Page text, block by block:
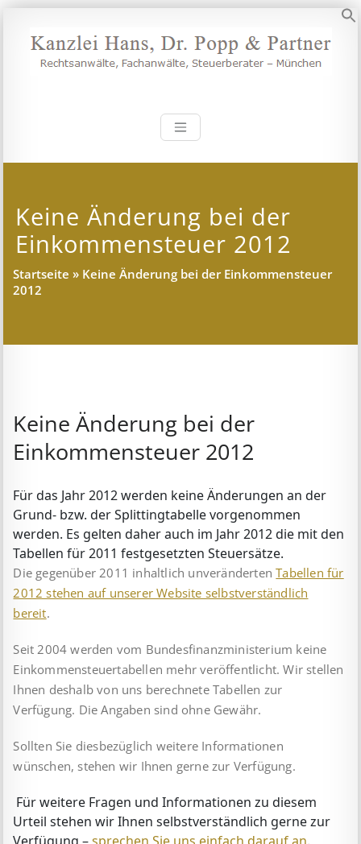
Inhalt
springen
Kanzlei Hans,
Keine Änderung bei der
Einkommensteuer 2012
Startseite » Keine Änderung bei der Einkommensteuer
2012
Keine Änderung bei der
Einkommensteuer 2012
Für das Jahr 2012 werden keine Änderungen an der
Grund- bzw. der Splitting­tabelle vor­genommen
werden. Es gelten daher auch im Jahr 2012 die mit den
Tabellen für 2011 festgesetzten Steuer­sätze.
Die gegenüber 2011 inhaltlich unverändertenTabellen für
2012 stehen auf unserer Website selbstverständlich
bereit.
Seit 2004 werden vom Bundesfinanzministerium keine
Einkommensteuertabellen mehr veröffentlicht. Wir stellen
Ihnen deshalb von uns berechnete Tabellen zur
Verfügung. Die Angaben sind ohne Gewähr.
Sollten Sie diesbezüglich weitere Informationen
wünschen, stehen wir Ihnen gerne zur Verfügung.
Für weitere Fragen und Informationen zu diesem
Urteil stehen wir Ihnen selbstverständlich gerne zur